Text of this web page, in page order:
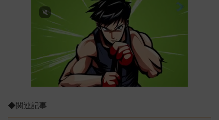
◆関連記事